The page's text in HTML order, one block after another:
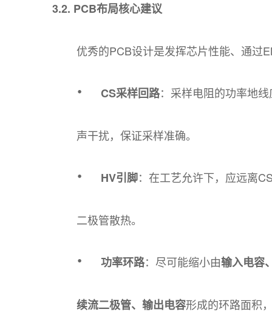
3.2. PCB布局核心建议
优秀的PCB设计是发挥芯片性能、通过
· CS采样回路：采样电阻的功率地线
声干扰，保证采样准确。
· HV引脚：在工艺允许下，应远离
二极管散热。
· 功率环路：尽可能缩小由输入电容
续流二极管、输出电容形成的环路面积